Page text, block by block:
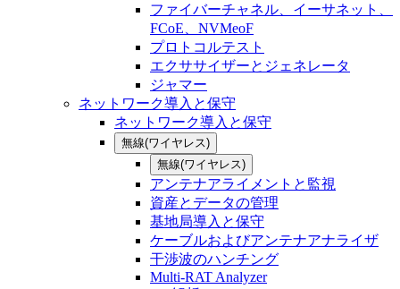
ファイバーチャネル、イーサネット、
FCoE、NVMeoF
プロトコルテスト
エクササイザーとジェネレータ
ジャマー
ネットワーク導入と保守
ネットワーク導入と保守
無線(ワイヤレス)
無線(ワイヤレス)
アンテナアライメントと監視
資産とデータの管理
基地局導入と保守
ケーブルおよびアンテナアナライザ
干渉波のハンチング
Multi-RAT Analyzer